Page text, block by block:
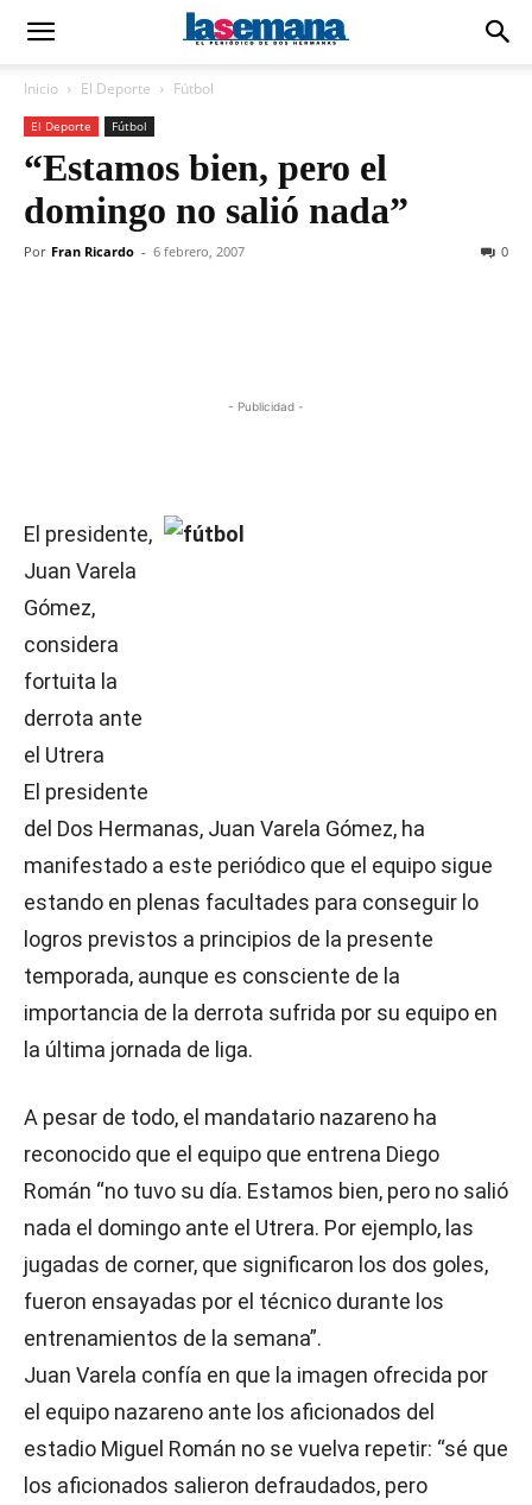
Inicio El Deporte Fútbol
El Deporte Fútbol
“Estamos bien, pero el
domingo no salió nada”
Por Fran Ricardo - 6 febrero, 2007 0
- Publicidad -
El presidente,
Juan Varela
Gómez,
considera
fortuita la
derrota ante
el Utrera
El presidente
del Dos Hermanas, Juan Varela Gómez, ha
manifestado a este periódico que el equipo sigue
estando en plenas facultades para conseguir lo
logros previstos a principios de la presente
temporada, aunque es consciente de la
importancia de la derrota sufrida por su equipo en
la última jornada de liga.
A pesar de todo, el mandatario nazareno ha
reconocido que el equipo que entrena Diego
Román “no tuvo su día. Estamos bien, pero no salió
nada el domingo ante el Utrera. Por ejemplo, las
jugadas de corner, que significaron los dos goles,
fueron ensayadas por el técnico durante los
entrenamientos de la semana”.
Juan Varela confía en que la imagen ofrecida por
el equipo nazareno ante los aficionados del
estadio Miguel Román no se vuelva repetir: “sé que
los aficionados salieron defraudados, pero